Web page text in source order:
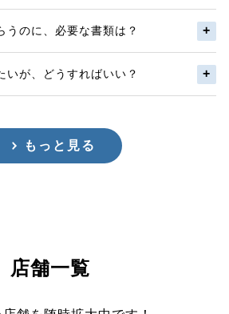
うのに、必要な書類は？
いが、どうすればいい？
もっと見る
店舗一覧